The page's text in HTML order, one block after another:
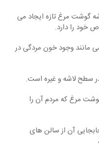
گوشت مرغ تازه ایجاد می
خود را دارد.
مانند وجود خون مردگی در
سطح لاشه و غیره است.
مرغ که مردم آن را
آن از سالن های